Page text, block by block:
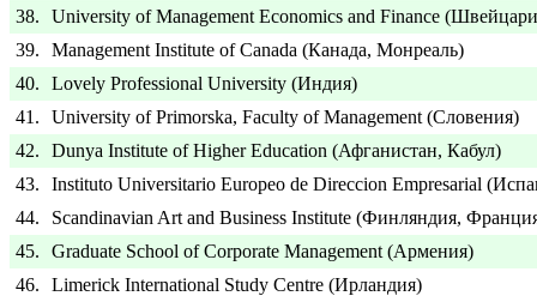
38.
University of Management Economics and Finance
39.
Management Institute of Canada (Канада, Монреаль)
40.
Lovely Professional University (Индия)
41.
University of Primorska, Faculty of Management (Словения)
42.
Dunya Institute of Higher Education (Афганистан, Кабул)
43.
Instituto Universitario Europeo de Direccion Empresarial
44.
Scandinavian Art and Business Institute (Финляндия,
45.
Graduate School of Corporate Management (Армения)
46.
Limerick International Study Centre (Ирландия)